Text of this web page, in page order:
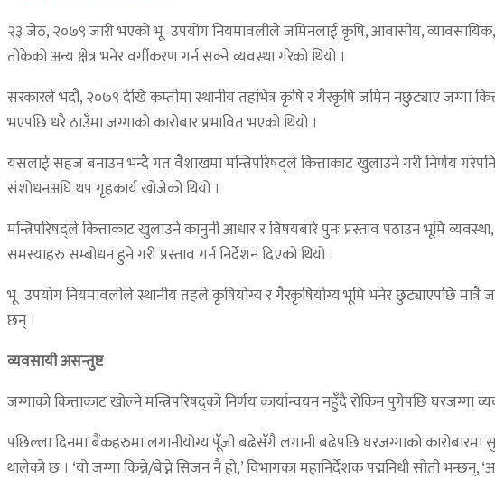
२३ जेठ, २०७९ जारी भएको भू–उपयोग नियमावलीले जमिनलाई कृषि, आवासीय,
तोकेको अन्य क्षेत्र भनेर वर्गीकरण गर्न सक्ने व्यवस्था गरेको थियो ।
सरकारले भदौ, २०७९ देखि कम्तीमा स्थानीय तहभित्र कृषि र गैरकृषि जमिन नछुट्याए जग्गा
भएपछि धरै ठाउँमा जग्गाको कारोबार प्रभावित भएको थियो ।
यसलाई सहज बनाउन भन्दै गत वैशाखमा मन्त्रिपरिषद्‍ले कित्ताकाट खुलाउने गरी निर्णय
संशोधनअघि थप गृहकार्य खोजेको थियो ।
मन्त्रिपरिषद्‍ले कित्ताकाट खुलाउने कानुनी आधार र विषयबारे पुनः प्रस्ताव पठाउन भूमि
समस्याहरु सम्बोधन हुने गरी प्रस्ताव गर्न निर्देशन दिएको थियो ।
भू–उपयोग नियमावलीले स्थानीय तहले कृषियोग्य र गैरकृषियोग्य भूमि भनेर छुट्याएपछि
छन् ।
व्यवसायी असन्तुष्ट
जग्गाको कित्ताकाट खोल्ने मन्त्रिपरिषद्‍को निर्णय कार्यान्वयन नहुँदै रोकिन पुगेपछि
पछिल्ला दिनमा बैंकहरुमा लगानीयोग्य पूँजी बढेसँगै लगानी बढेपछि घरजग्गाको
थालेको छ । ‘यो जग्गा किन्ने/बेच्ने सिजन नै हो,’ विभागका महानिर्देशक पद्मनिधी सोती भन्छन्,